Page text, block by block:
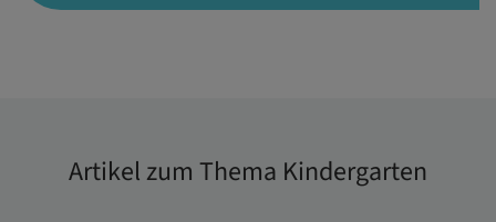
Artikel zum Thema Kindergarten